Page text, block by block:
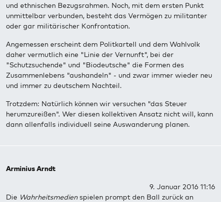
und ethnischen Bezugsrahmen. Noch, mit dem ersten Punkt
unmittelbar verbunden, besteht das Vermögen zu militanter
oder gar militärischer Konfrontation.
Angemessen erscheint dem Politkartell und dem Wahlvolk
daher vermutlich eine "Linie der Vernunft", bei der
"Schutzsuchende" und "Biodeutsche" die Formen des
Zusammenlebens "aushandeln" - und zwar immer wieder neu
und immer zu deutschem Nachteil.
Trotzdem: Natürlich können wir versuchen "das Steuer
herumzureißen". Wer diesen kollektiven Ansatz nicht will, kann
dann allenfalls individuell seine Auswanderung planen.
Arminius Arndt
9. Januar 2016 11:16
Die Wahrheitsmedienspielen prompt den Ball zurück an